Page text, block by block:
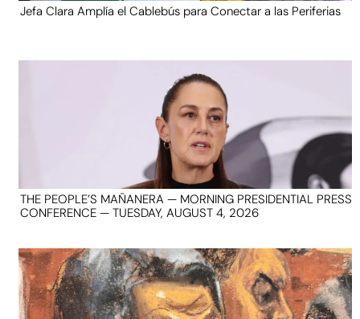
Jefa Clara Amplía el Cablebús para Conectar a las Periferias
THE PEOPLE’S MAÑANERA — MORNING PRESIDENTIAL PRESS
CONFERENCE — TUESDAY, AUGUST 4, 2026